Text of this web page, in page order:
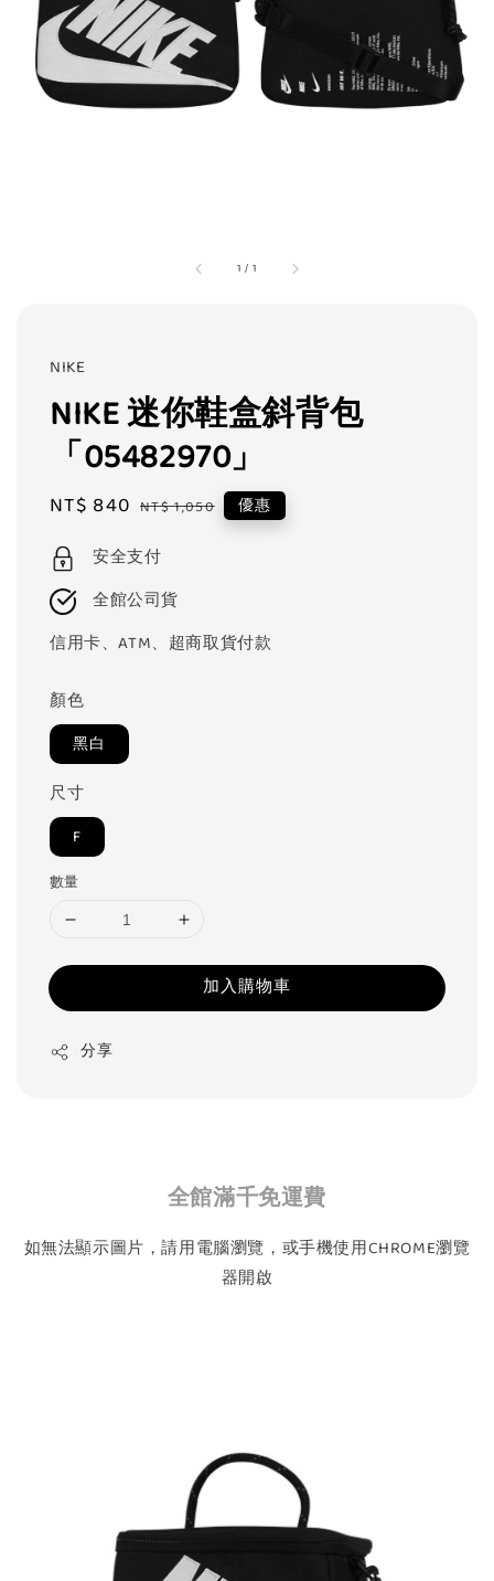
1 / 1
NIKE
NIKE 迷你鞋盒斜背包
「05482970」
Sale
NT$ 840 Regular
NT$ 1,050 優惠
安全支付
全館公司貨
信用卡、ATM、超商取貨付款
顏色
黑白
尺寸
F
數量
加入購物車
分享
全館滿千免運費
如無法顯示圖片，請用電腦瀏覽，或手機使用CHROME瀏覽
器開啟